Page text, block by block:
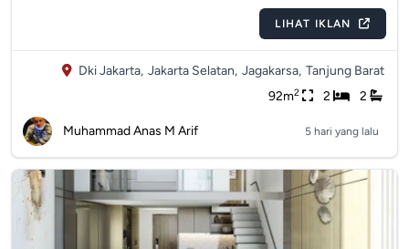
LIHAT IKLAN
Dki Jakarta, Jakarta Selatan, Jagakarsa, Tanjung Barat
92m2 2 2
Muhammad Anas M Arif 5 hari yang lalu